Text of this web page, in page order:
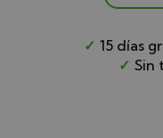
✓ 15 días
✓ Sin